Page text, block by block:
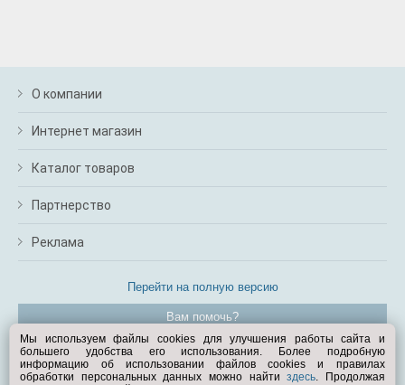
О компании
Интернет магазин
Каталог товаров
Партнерство
Реклама
Перейти на полную версию
Вам помочь?
© Exist.ru 1998—2026
Мы используем файлы cookies для улучшения работы сайта и
большего удобства его использования. Более подробную
информацию об использовании файлов cookies и правилах
обработки персональных данных можно найтиздесь. Продолжая